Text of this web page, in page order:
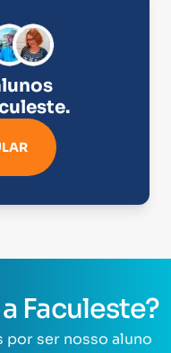
.
Faculeste?
por ser nosso aluno